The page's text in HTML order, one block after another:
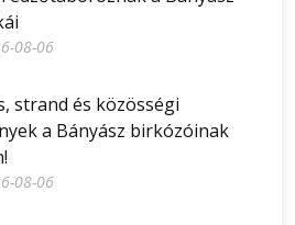
08-06
strand és közösségi
a Bányász birkózóinak
08-06